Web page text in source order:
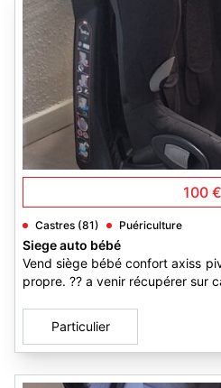
100 €
Castres (81) Puériculture
Siege auto bébé
Vend siège bébé confort axiss
propre. ?? a venir récupérer sur
Particulier